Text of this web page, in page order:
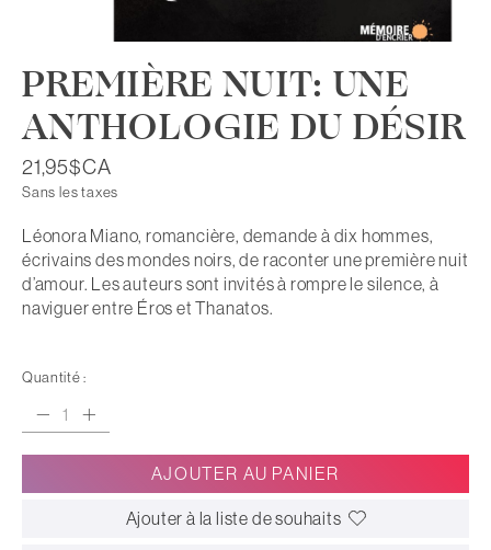
PREMIÈRE NUIT: UNE
ANTHOLOGIE DU DÉSIR
21,95$CA
Sans les taxes
Léonora Miano, romancière, demande à dix hommes,
écrivains des mondes noirs, de raconter une première nuit
d’amour. Les auteurs sont invités à rompre le silence, à
naviguer entre Éros et Thanatos.
Quantité :
AJOUTER AU PANIER
Ajouter à la liste de souhaits